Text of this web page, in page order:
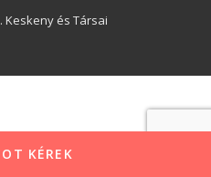
Keskeny és Társai
KÉREK